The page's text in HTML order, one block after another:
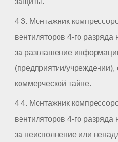
защиты.
4.3. Монтажник
вентиляторов 4-го разряда
за разглашение
(предприятии/учреждении),
коммерческой тайне.
4.4. Монтажник
вентиляторов 4-го разряда
за неисполнение или